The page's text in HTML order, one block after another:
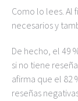
Como lo lees. Al
necesarios y
De hecho, el 49
si no tiene
afirma que el 82
reseñas